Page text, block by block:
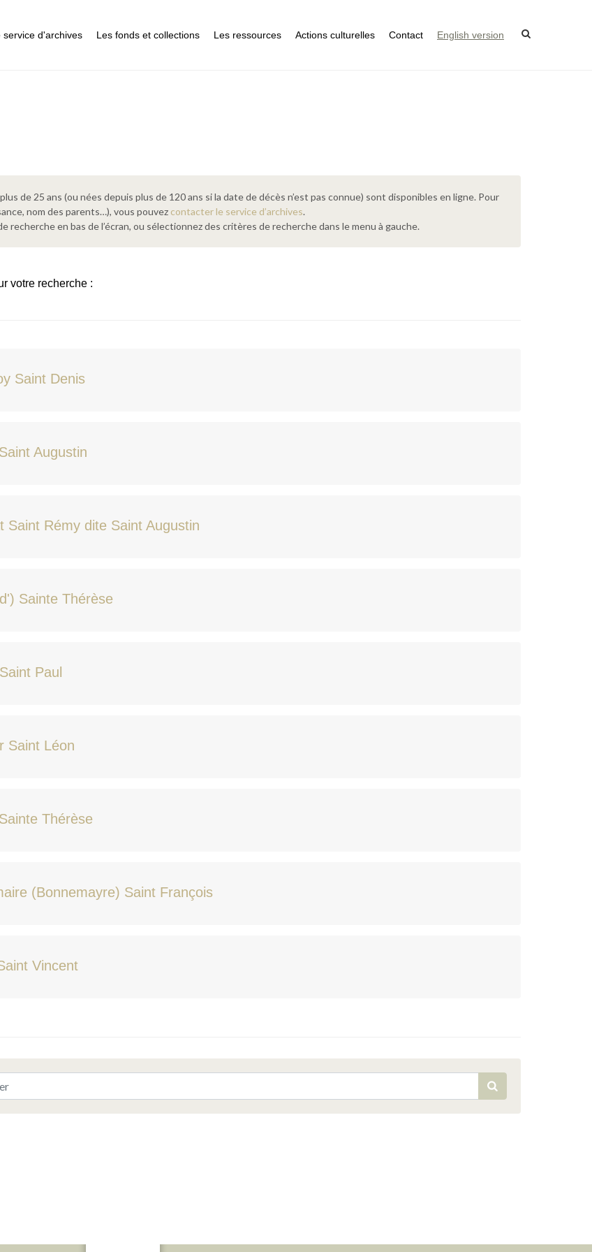
service d'archives Les fonds et collections Les ressources Actions culturelles Contact English version
de 25 ans (ou nées depuis plus de 120 ans si la date de décès n’est pas connue) sont disponibles en ligne. Pour
nom des parents…), vous pouvez contacter le service d’archives.
recherche en bas de l’écran, ou sélectionnez des critères de recherche dans le menu à gauche.
votre recherche :
Saint Denis
Augustin
Saint Rémy dite Saint Augustin
Sainte Thérèse
Paul
Saint Léon
Thérèse
(Bonnemayre) Saint François
Vincent